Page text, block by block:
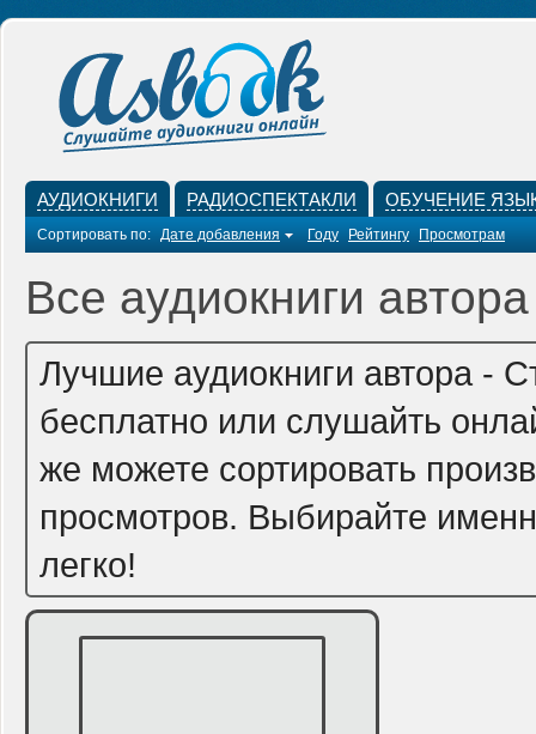
АУДИОКНИГИ РАДИОСПЕКТАКЛИ ОБУЧЕНИЕ
Сортировать по: Дате добавления Году Рейтингу Просмотрам
Все аудиокниги
Лучшие аудиокниги автора -
бесплатно или слушайть
же можете сортировать
просмотров. Выбирайте
легко!